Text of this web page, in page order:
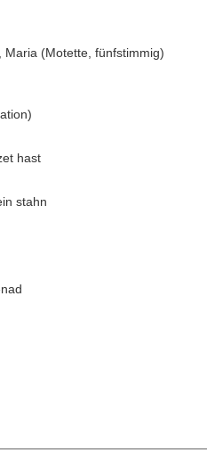
(Motette, fünfstimmig)
hast
stahn